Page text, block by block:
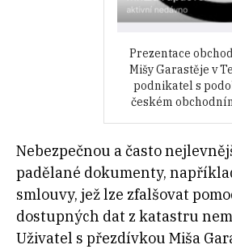
Prezentace
Mišy Garastěje v
podnikatel s
českém
Nebezpečnou a často
padělané dokumenty,
smlouvy, jež lze zfalšovat
dostupných dat z katastru
Uživatel s přezdívkou Miša